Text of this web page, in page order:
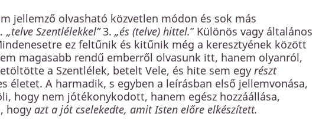
jellemző olvasható közvetlen módon és sok más
. „telve Szentlélekkel”3. „és (telve) hittel.” Különös vagy általános
ez feltűnik és kitűnik még a keresztyének között
magasabb rendű emberről olvasunk itt, hanem olyanról,
a Szentlélek, betelt Vele, és hite sem egy részt
életet. A harmadik, s egyben a leírásban első jellemvonása,
hogy nem jótékonykodott, hanem egész hozzáállása,
hogy azt a jót cselekedte, amit Isten előre elkészített.